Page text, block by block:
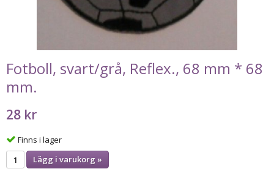
Fotboll, svart/grå, Reflex., 68 mm * 68
mm.
28 kr
Finns i lager
Lägg i varukorg »